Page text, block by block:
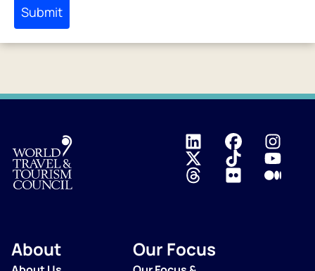
Submit
Logo
About Our Focus